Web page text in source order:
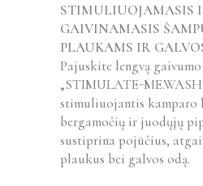
STIMULIUOJAMASIS
GAIVINAMASIS
PLAUKAMS IR
Pajuskite lengvą
„STIMULATE-
stimuliuojantis kamparo
bergamočių ir juodųjų
sustiprina pojūčius,
plaukus bei galvos odą.